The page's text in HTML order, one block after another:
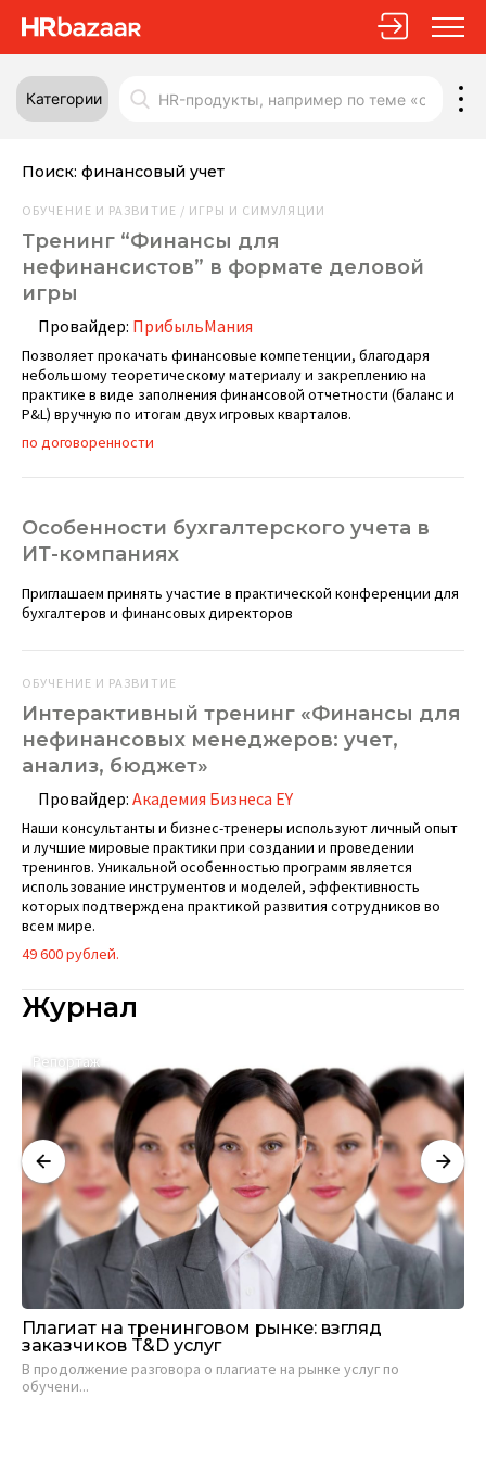
Категории
Поиск: финансовый учет
ОБУЧЕНИЕ И РАЗВИТИЕ / ИГРЫ И СИМУЛЯЦИИ
Тренинг “Финансы для
нефинансистов” в формате деловой
игры
Провайдер: ПрибыльМания
Позволяет прокачать финансовые компетенции, благодаря
небольшому теоретическому материалу и закреплению на
практике в виде заполнения финансовой отчетности (баланс и
P&L) вручную по итогам двух игровых кварталов.
по договоренности
Особенности бухгалтерского учета в
ИТ-компаниях
Приглашаем принять участие в практической конференции для
бухгалтеров и финансовых директоров
ОБУЧЕНИЕ И РАЗВИТИЕ
Интерактивный тренинг «Финансы для
нефинансовых менеджеров: учет,
анализ, бюджет»
Провайдер: Академия Бизнеса EY
Наши консультанты и бизнес-тренеры используют личный опыт
и лучшие мировые практики при создании и проведении
тренингов. Уникальной особенностью программ является
использование инструментов и моделей, эффективность
которых подтверждена практикой развития сотрудников во
всем мире.
49 600 рублей.
Журнал
Репортаж
Плагиат на тренинговом рынке: взгляд
заказчиков T&D услуг
В продолжение разговора о плагиате на рынке услуг по
обучени...